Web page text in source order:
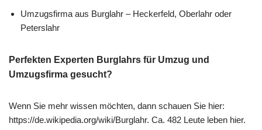
Umzugsfirma aus Burglahr – Heckerfeld, Oberlahr oder
Peterslahr
Perfekten Experten Burglahrs für Umzug und
Umzugsfirma gesucht?
Wenn Sie mehr wissen möchten, dann schauen Sie hier:
https://de.wikipedia.org/wiki/Burglahr. Ca. 482 Leute leben hier.